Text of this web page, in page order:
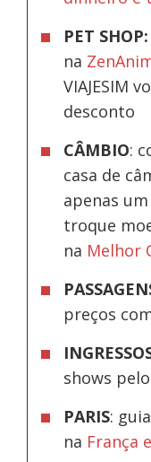
PET SHOP:
na
VIAJESIM
desconto
CÂMBIO:
casa de
apenas
troque
na Melhor
preços
shows
PARIS:
na França